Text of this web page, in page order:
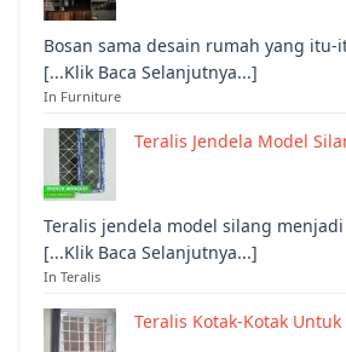
Bosan sama desain rumah yang itu-
[...Klik Baca Selanjutnya...]
In Furniture
Teralis Jendela Model
Teralis jendela model silang
[...Klik Baca Selanjutnya...]
In Teralis
Teralis Kotak-Kotak